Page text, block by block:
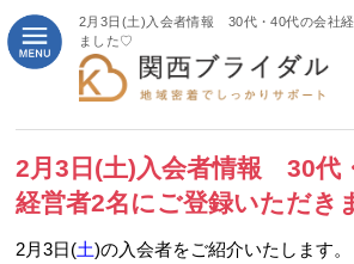
2月3日(土)入会者情報 30代・40代の会社経
ました♡
2月3日(土)入会者情報 30代
経営者2名にご登録いただ
2月3日(土)の入会者をご紹介いたします。